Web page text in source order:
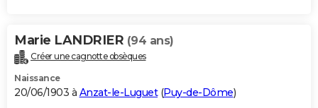
Marie LANDRIER (94 ans)
Créer une cagnotte obsèques
Naissance
20/06/1903 à Anzat-le-Luguet(Puy-de-Dôme)